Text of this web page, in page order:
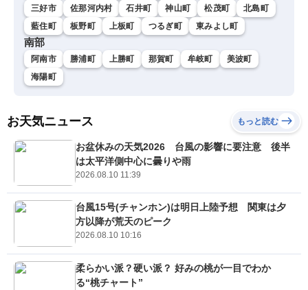
三好市 佐那河内村 石井町 神山町 松茂町
北島町
藍住町
板野町 上板町 つるぎ町 東みよし町
南部
阿南市 勝浦町 上勝町 那賀町 牟岐町
美波町
海陽町
お天気ニュース もっと読む
お盆休みの天気2026 台風の影響に要注意 後半
は太平洋側中心に曇りや雨
2026.08.10 11:39
台風15号(チャンホン)は明日上陸予想 関東は夕
方以降が荒天のピーク
2026.08.10 10:16
柔らかい派？硬い派？ 好みの桃が一目でわか
る“桃チャート”